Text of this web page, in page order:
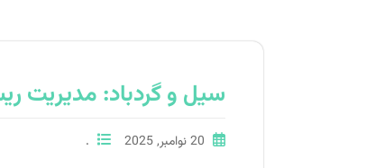
سیل و گردباد: مدیریت
20 نوامبر, 2025 .